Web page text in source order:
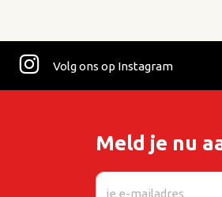
Volg ons op Instagram
Meld je nu